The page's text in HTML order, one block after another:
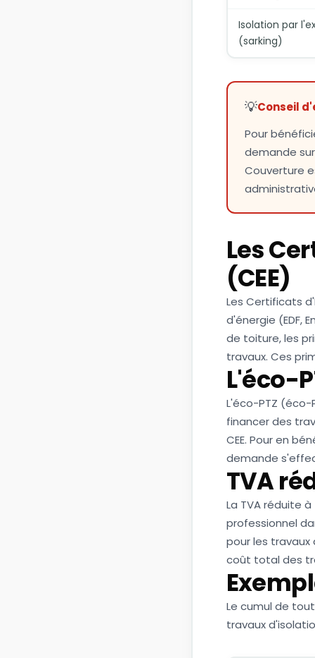
Isolation par
(sarking)
💡Conseil
Pour
demande
Couverture
Les
(CEE)
Les Certificats
d'énergie (EDF,
de toiture, les
travaux. Ces
L'éco-
L'éco-PTZ
financer des
CEE. Pour en
demande
TVA
La TVA réduite
professionnel
pour les
coût total des
Le cumul de
travaux